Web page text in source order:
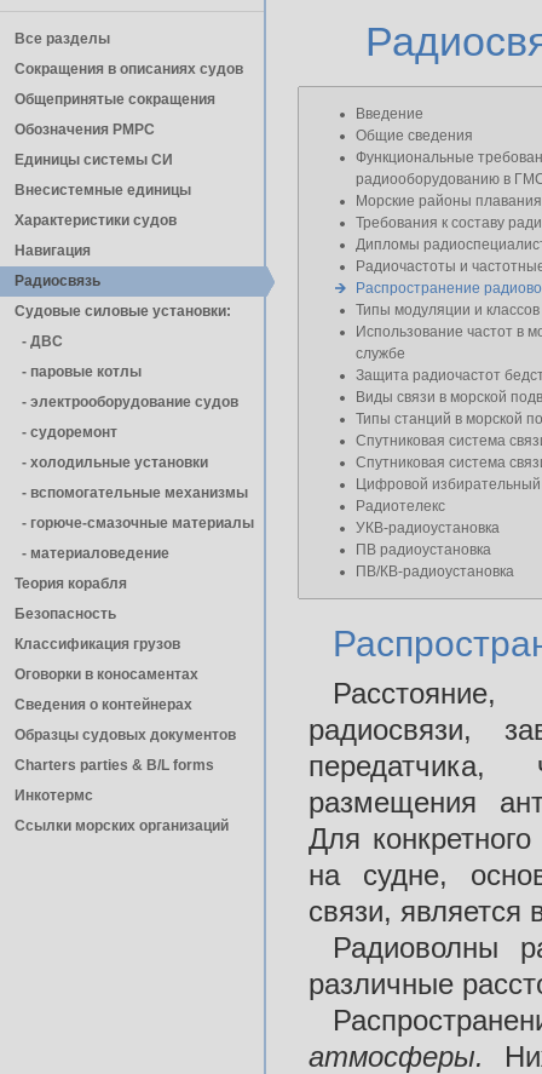
Все разделы
Сокращения в описаниях судов
Общепринятые сокращения
Обозначения РМРС
Единицы cистемы СИ
Внесистемные единицы
Характеристики судов
Навигация
Радиосвязь
Судовые силовые установки:
- ДВС
- паровые котлы
- электрооборудование судов
- cудоремонт
- холодильные установки
- вспомогательные механизмы
- горюче-смазочные материалы
- материаловедение
Теория корабля
Безопасность
Классификация грузов
Оговорки в коносаментах
Сведения о контейнерах
Образцы судовых документов
Charters parties & B/L forms
Инкотермс
Ссылки морских организаций
Введение
Общие сведения
Функциональные
радиооборудованию в
Морские районы плавания
Требования к составу
Дипломы
Радиочастоты и
Распространение
Типы модуляции и
Использование частот в
службе
Защита радиочастот
Виды связи в морской
Типы станций в морской
Спутниковая система
Спутниковая система
Цифровой
Радиотелекс
УКВ-радиоустановка
ПВ радиоустановка
ПВ/КВ-радиоустановка
радиосвязи,
размещения
Для
на судне,
связи, является
Радиоволны
различные
атмосферы.